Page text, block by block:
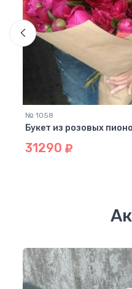
№ 1058
Букет из розовых
31290